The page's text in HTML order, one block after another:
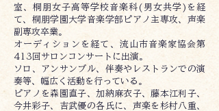
室、桐朋女子高等学校音楽科(男女共学)を経
て、桐朋学園大学音楽学部ピアノ主専攻、声楽
副専攻卒業。
オーディションを経て、流山市音楽家協会第
413回サロンコンサートに出演。
ソロ、アンサンブル、伴奏やレストランでの演
奏等、幅広く活動を行っている。
ピアノを森園直子、加納麻衣子、藤本江利子、
今井彩子、吉武優の各氏に、声楽を杉村八重、